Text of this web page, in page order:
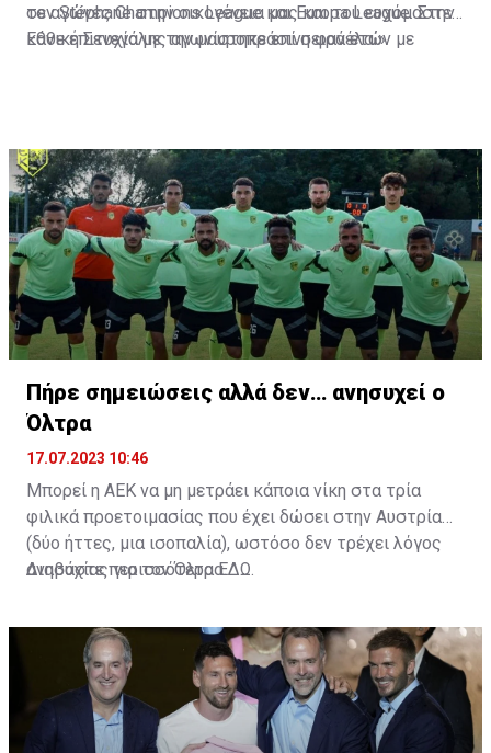
σε αγώνες Champions League και Europa League. Στην
Εθνική Σενεγάλης αγωνίστηκε επί σειρά ετών με
τον Stéphane στην οικογένεια μας και του ευχόμαστε
κάθε επιτυχία με την μαυροπράσινη φανέλα.»
Πήρε σημειώσεις αλλά δεν… ανησυχεί ο
Όλτρα
17.07.2023 10:46
Μπορεί η ΑΕΚ να μη μετράει κάποια νίκη στα τρία
φιλικά προετοιμασίας που έχει δώσει στην Αυστρία
(δύο ήττες, μια ισοπαλία), ωστόσο δεν τρέχει λόγος
ανησυχίας για τον Όλτρα.
Διαβάστε περισσότεραΕΔΩ